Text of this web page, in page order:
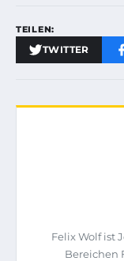
TEILEN:
TWITTER
Felix Wolf ist
Bereichen